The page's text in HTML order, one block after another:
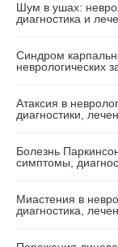
Шум в ушах:
диагностика и
Синдром
неврологических
Атаксия в
диагностики,
Болезнь
симптомы,
Миастения в
диагностика,